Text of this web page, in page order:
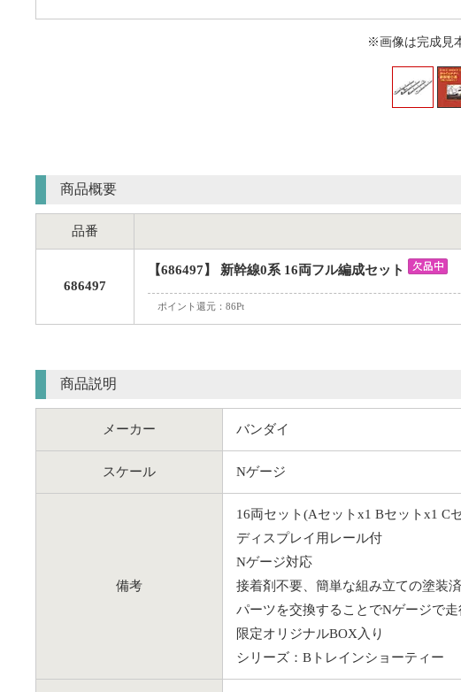
※画像は完成見
商品概要
品番
686497
【686497】 新幹線0系 16両フル編成セット
ポイント還元：86Pt
商品説明
メーカー バンダイ
スケール Nゲージ
備考
16両セット(Aセットx1 Bセットx1 C
ディスプレイ用レール付
Nゲージ対応
接着剤不要、簡単な組み立ての塗装
パーツを交換することでNゲージで
限定オリジナルBOX入り
シリーズ：Bトレインショーティー